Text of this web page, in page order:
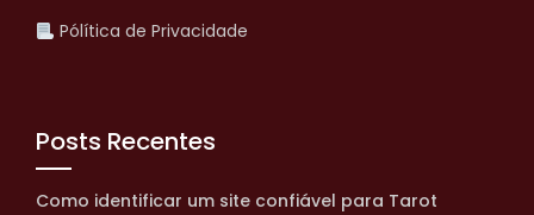
Pólítica de Privacidade
Posts Recentes
Como identificar um site confiável para Tarot